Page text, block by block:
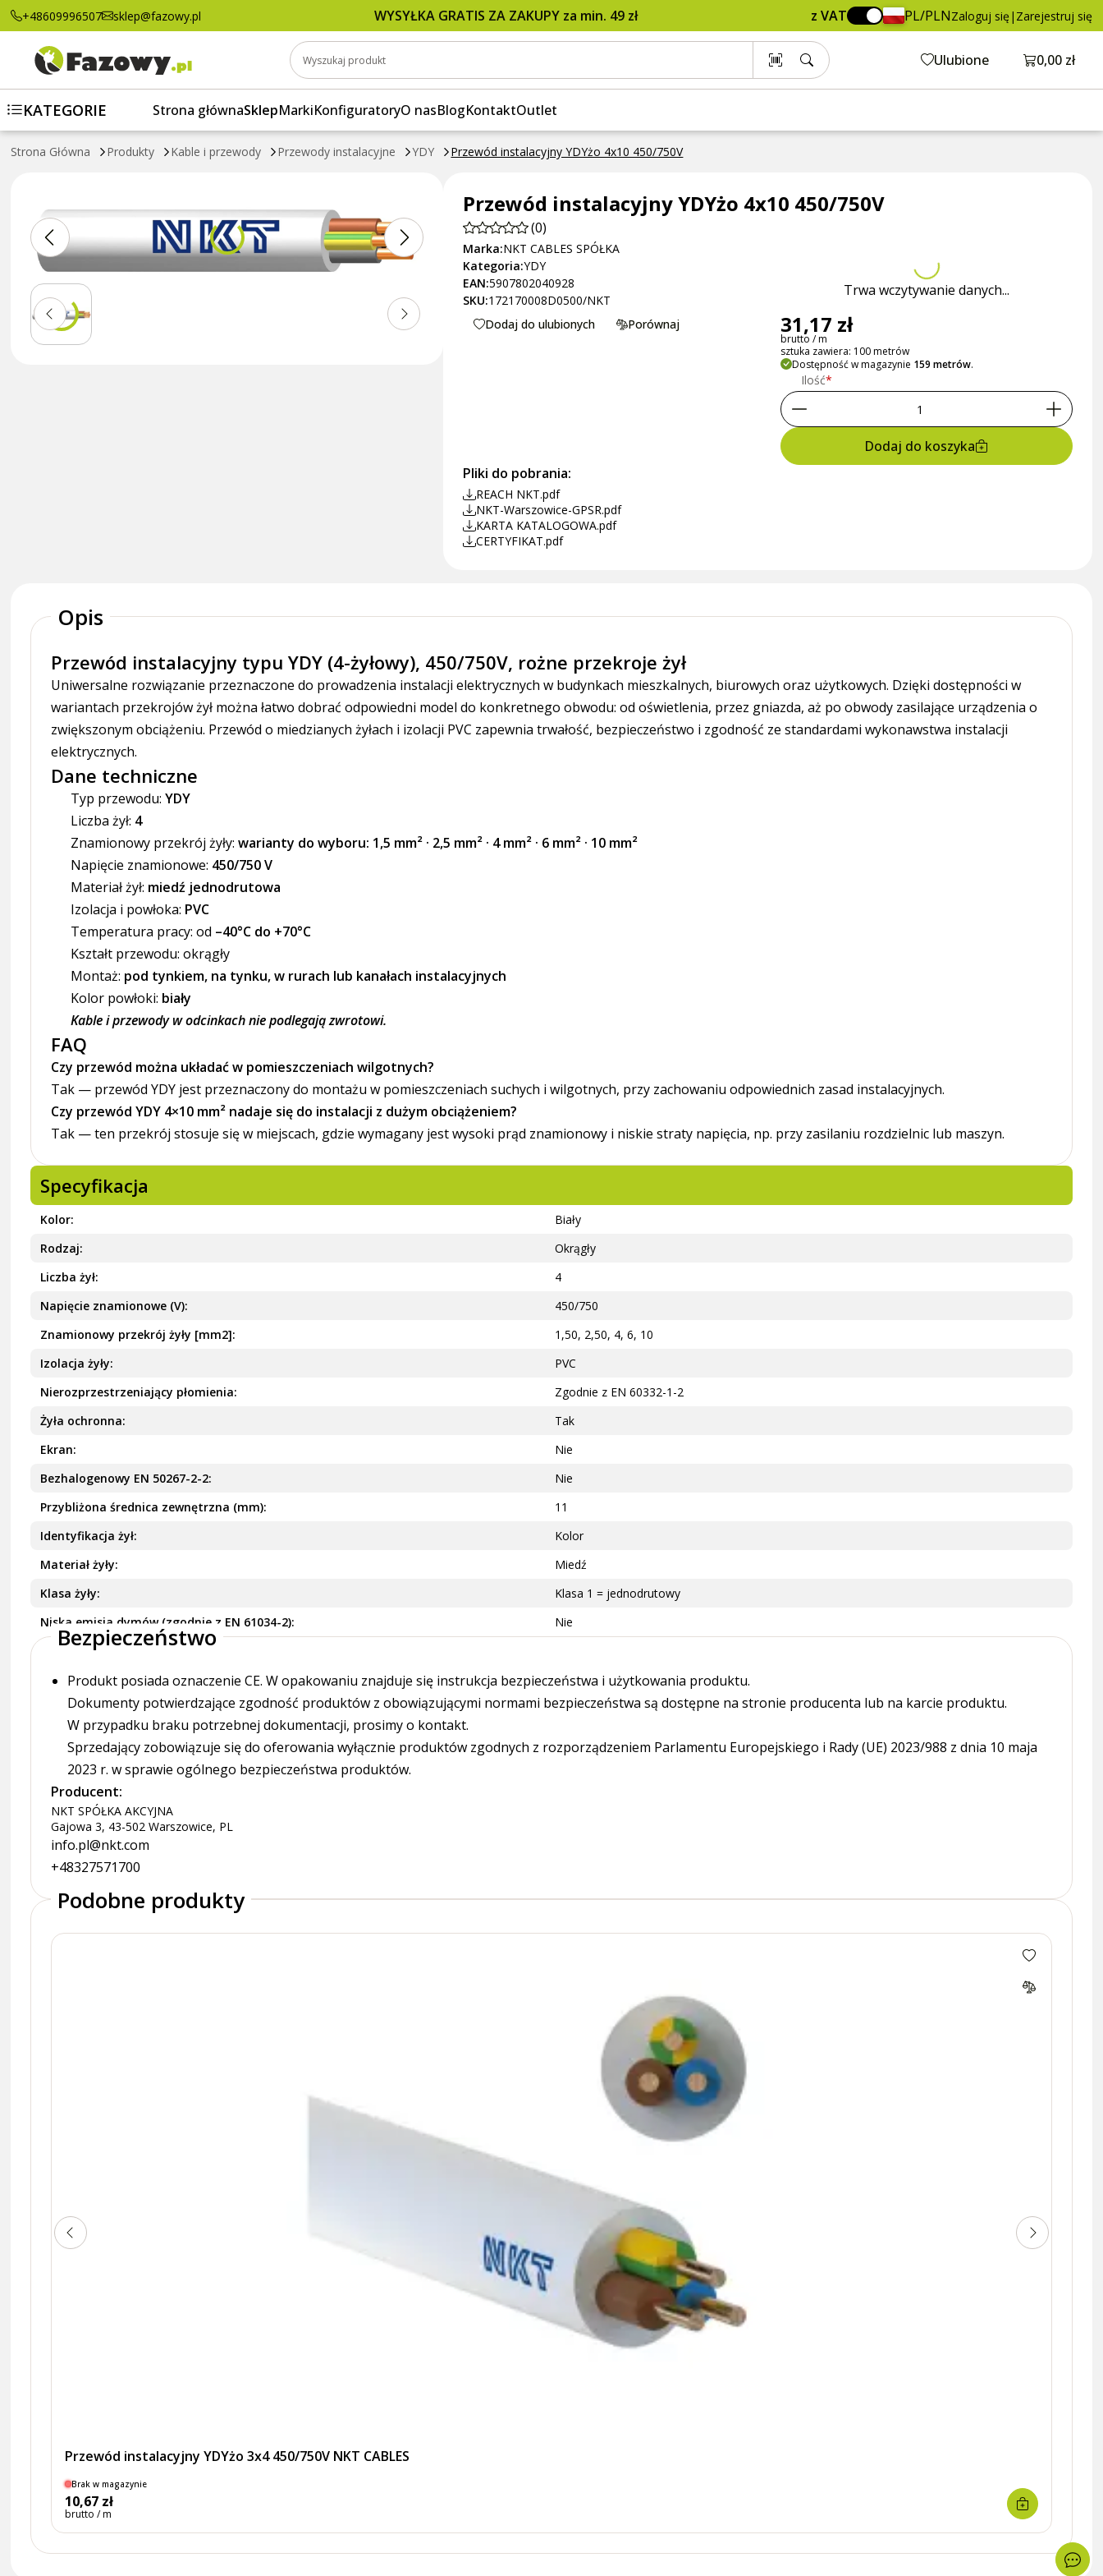
+48609996507 sklep@fazowy.pl WYSYŁKA GRATIS ZA ZAKUPY za min. 49 zł z VAT PL/PLNZaloguj się | Zarejestruj się
Wyszukaj produkt Ulubione Otwórz
0,00 zł
KATEGORIE Strona głównaSklepMarkiKonfiguratoryO nasBlogKontaktOutlet
Strona Główna Produkty Kable i przewody Przewody instalacyjne YDY Przewód instalacyjny YDYżo 4x10 450/750V
Przewód instalacyjny YDYżo 4x10 450/750V brutto / m Dodaj do koszyka
Przewód instalacyjny YDYżo 4x10 450/750V
(0)
Marka:NKT CABLES SPÓŁKA
Kategoria:YDY
EAN:5907802040928
SKU:172170008D0500/NKT
Dodaj do ulubionych
Porównaj
Trwa wczytywanie danych...
31,17 zł
brutto / m
sztuka zawiera: 100 metrów
Dostępność w magazynie 159 metrów.
Ilość
Dodaj do koszyka
Pliki do pobrania:
REACH NKT.pdf
NKT-Warszowice-GPSR.pdf
KARTA KATALOGOWA.pdf
CERTYFIKAT.pdf
Opis
Przewód instalacyjny typu YDY (4-żyłowy), 450/750V, rożne przekroje żył
Uniwersalne rozwiązanie przeznaczone do prowadzenia instalacji elektrycznych w budynkach mieszkalnych, biurowych oraz użytkowych. Dzięki dostępności w
wariantach przekrojów żył można łatwo dobrać odpowiedni model do konkretnego obwodu: od oświetlenia, przez gniazda, aż po obwody zasilające urządzenia o
zwiększonym obciążeniu. Przewód o miedzianych żyłach i izolacji PVC zapewnia trwałość, bezpieczeństwo i zgodność ze standardami wykonawstwa instalacji
elektrycznych.
Dane techniczne
Typ przewodu:YDY
Liczba żył: 4
Znamionowy przekrój żyły:warianty do wyboru: 1,5 mm² · 2,5 mm² · 4 mm² · 6 mm² · 10 mm²
Napięcie znamionowe: 450/750 V
Materiał żył: miedź jednodrutowa
Izolacja i powłoka: PVC
Temperatura pracy: od –40°C do +70°C
Kształt przewodu: okrągły
Montaż: pod tynkiem, na tynku, w rurach lub kanałach instalacyjnych
Kolor powłoki: biały
Kable i przewody w odcinkach nie podlegają zwrotowi.
FAQ
Czy przewód można układać w pomieszczeniach wilgotnych?
Tak — przewód YDY jest przeznaczony do montażu w pomieszczeniach suchych i wilgotnych, przy zachowaniu odpowiednich zasad instalacyjnych.
Czy przewód YDY 4×10 mm² nadaje się do instalacji z dużym obciążeniem?
Tak — ten przekrój stosuje się w miejscach, gdzie wymagany jest wysoki prąd znamionowy i niskie straty napięcia, np. przy zasilaniu rozdzielnic lub maszyn.
Specyfikacja
Kolor
Biały
Rodzaj
Okrągły
Liczba żył
4
Napięcie znamionowe (V)
450/750
Znamionowy przekrój żyły [mm2]
1,50, 2,50, 4, 6, 10
Izolacja żyły
PVC
Nierozprzestrzeniający płomienia
Zgodnie z EN 60332-1-2
Żyła ochronna
Tak
Ekran
Nie
Bezhalogenowy EN 50267-2-2
Nie
Przybliżona średnica zewnętrzna (mm)
11
Identyfikacja żył
Kolor
Materiał żyły
Miedź
Klasa żyły
Klasa 1 = jednodrutowy
Niska emisja dymów (zgodnie z EN 61034-2)
Nie
Bezpieczeństwo
Produkt posiada oznaczenie CE. W opakowaniu znajduje się instrukcja bezpieczeństwa i użytkowania produktu.
Dokumenty potwierdzające zgodność produktów z obowiązującymi normami bezpieczeństwa są dostępne na stronie producenta lub na karcie produktu.
W przypadku braku potrzebnej dokumentacji, prosimy o kontakt.
Sprzedający zobowiązuje się do oferowania wyłącznie produktów zgodnych z rozporządzeniem Parlamentu Europejskiego i Rady (UE) 2023/988 z dnia 10 maja
2023 r. w sprawie ogólnego bezpieczeństwa produktów.
Producent:
NKT SPÓŁKA AKCYJNA
Gajowa 3, 43-502 Warszowice, PL
info.pl@nkt.com
+48327571700
Podobne produkty
Przewód instalacyjny YDYżo 3x4 450/750V NKT CABLES
Brak w magazynie
10,67 zł
brutto / m